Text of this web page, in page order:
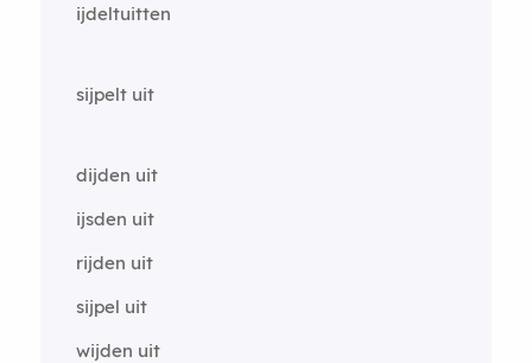
ijdeltuitten
sijpelt uit
dijden uit
ijsden uit
rijden uit
sijpel uit
wijden uit